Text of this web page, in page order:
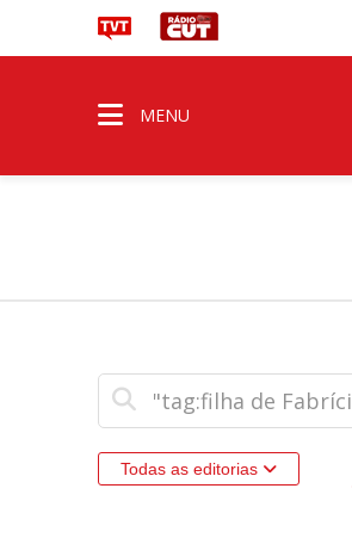
MENU
Todas as editorias